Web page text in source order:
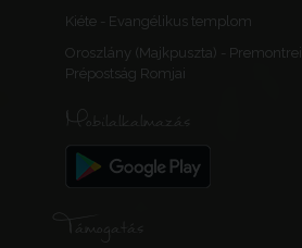
Kiéte - Evangélikus templom
Oroszlány (Majkpuszta) - Premontrei
Prépostság Romjai
Mobilalkalmazás
Támogatás